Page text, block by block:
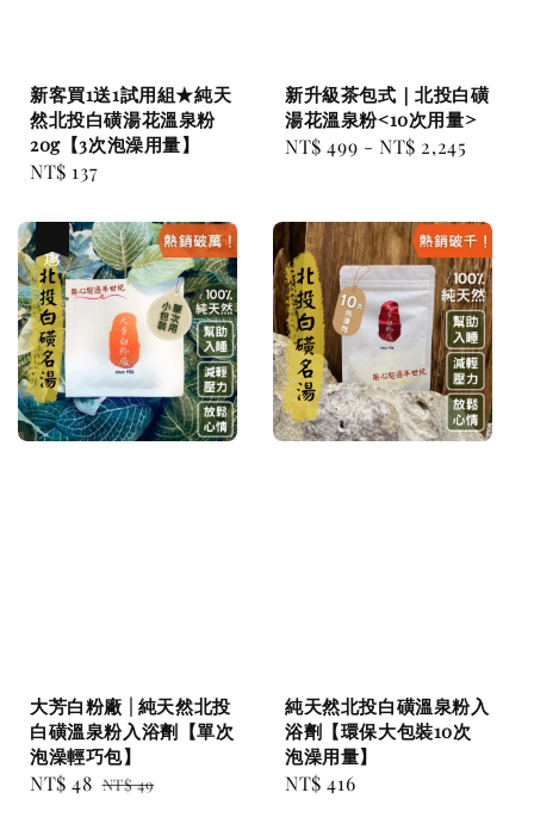
新客買1送1試用組★純天
然北投白磺湯花溫泉粉
20g【3次泡澡用量】
Regular
NT$ 137
新升級茶包式｜北投白磺
湯花溫泉粉<10次用量>
Regular
NT$ 499 -NT$ 2,245
大芳白粉廠 | 純天然北投
白磺溫泉粉入浴劑【單次
泡澡輕巧包】
Sale
NT$ 48 Regular
NT$ 49
純天然北投白磺溫泉粉入
浴劑【環保大包裝10次
泡澡用量】
Regular
NT$ 416